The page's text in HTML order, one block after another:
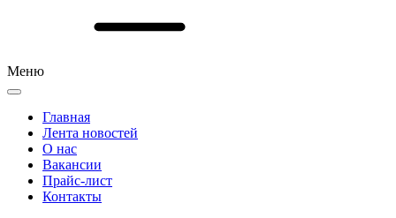
Меню
Главная
Лента новостей
О нас
Вакансии
Прайс-лист
Контакты